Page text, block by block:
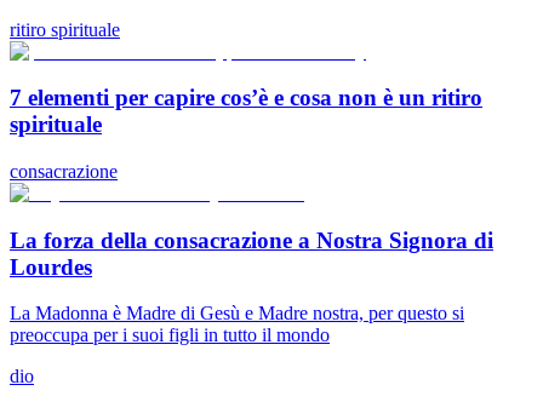
ritiro spirituale
7 elementi per capire cos’è e cosa non è un ritiro
spirituale
consacrazione
La forza della consacrazione a Nostra Signora di
Lourdes
La Madonna è Madre di Gesù e Madre nostra, per questo si
preoccupa per i suoi figli in tutto il mondo
dio